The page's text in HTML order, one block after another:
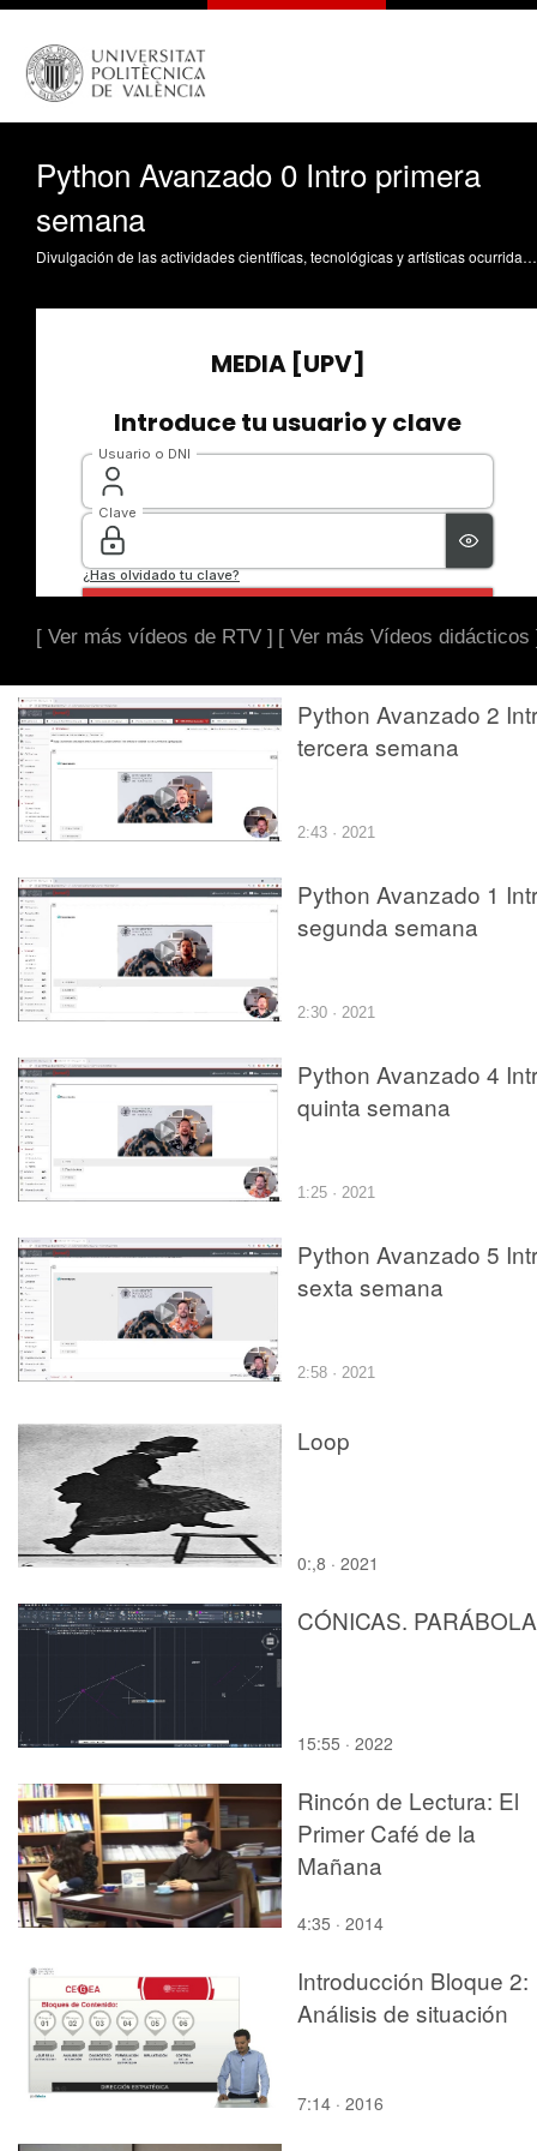
Python Avanzado 0 Intro primera
semana
Divulgación de las actividades científicas, tecnológicas y artísticas ocurridas en los tres campus de la UPV
[ Ver más vídeos de RTV ] [ Ver más Vídeos didácticos
Python Avanzado 2
tercera semana
2:43 · 2021
Python Avanzado 1
segunda semana
2:30 · 2021
Python Avanzado 4
quinta semana
1:25 · 2021
Python Avanzado 5
sexta semana
2:58 · 2021
Loop
0:,8 · 2021
CÓNICAS. PARÁBOLA
15:55 · 2022
Rincón de Lectura: El
Primer Café de la
Mañana
4:35 · 2014
Introducción Bloque 2:
Análisis de situación
7:14 · 2016